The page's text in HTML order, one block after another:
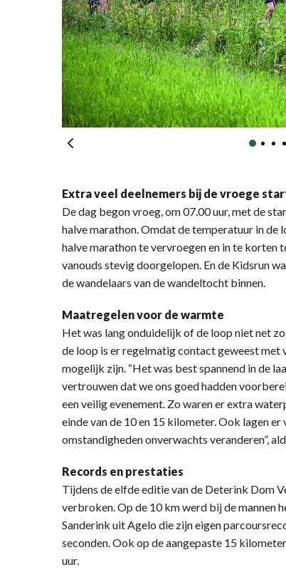
Extra veel deelnemers bij de vroege
De dag begon vroeg, om 07.00 uur, met de
halve marathon. Omdat de temperatuur in de
halve marathon te vervroegen en in te
vanouds stevig doorgelopen. En de Kidsrun
de wandelaars van de wandeltocht binnen.
Maatregelen voor de warmte
Het was lang onduidelijk of de loop niet net
de loop is er regelmatig contact geweest met
mogelijk zijn. “Het was best spannend in de
vertrouwen dat we ons goed hadden
een veilig evenement. Zo waren er extra
einde van de 10 en 15 kilometer. Ook lagen er
omstandigheden onverwachts veranderen”,
Records en prestaties
Tijdens de elfde editie van de Deterink Dom
verbroken. Op de 10 km werd bij de mannen
Sanderink uit Agelo die zijn eigen
seconden. Ook op de aangepaste 15
uur.